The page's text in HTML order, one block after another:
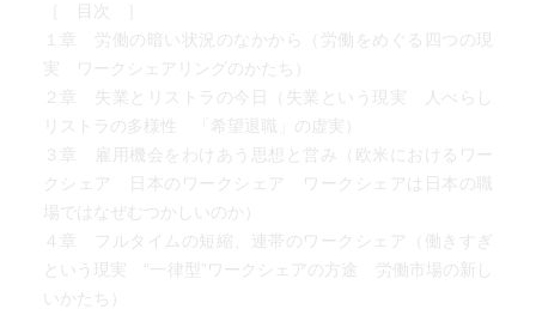
［ 目次 ］
１章 労働の暗い状況のなかから（労働をめぐる四つの現
実 ワークシェアリングのかたち）
２章 失業とリストラの今日（失業という現実 人べらし
リストラの多様性 「希望退職」の虚実）
３章 雇用機会をわけあう思想と営み（欧米におけるワー
クシェア 日本のワークシェア ワークシェアは日本の職
場ではなぜむつかしいのか）
４章 フルタイムの短縮、連帯のワークシェア（働きすぎ
という現実 “一律型”ワークシェアの方途 労働市場の新し
いかたち）